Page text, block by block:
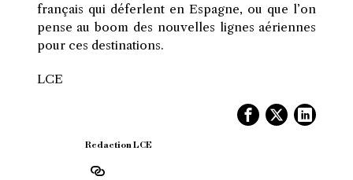
français qui déferlent en Espagne, ou que l’on
pense au boom des nouvelles lignes aériennes
pour ces destinations.
LCE
Redaction LCE